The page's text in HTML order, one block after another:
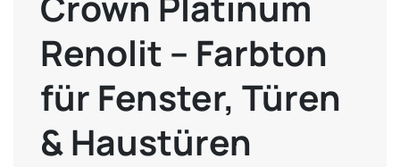
Renolit – Farbton
für Fenster, Türen
& Haustüren